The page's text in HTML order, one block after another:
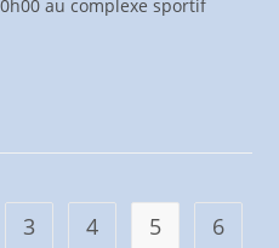
au complexe sportif
3 4 5
6